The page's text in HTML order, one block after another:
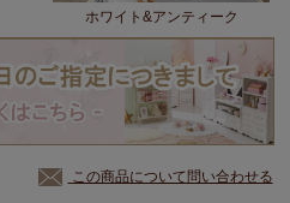
ホワイト&アンティーク
この商品について問い合わせる